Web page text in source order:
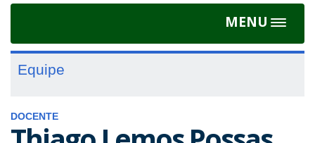
MENU
Toggle
Equipe
DOCENTE